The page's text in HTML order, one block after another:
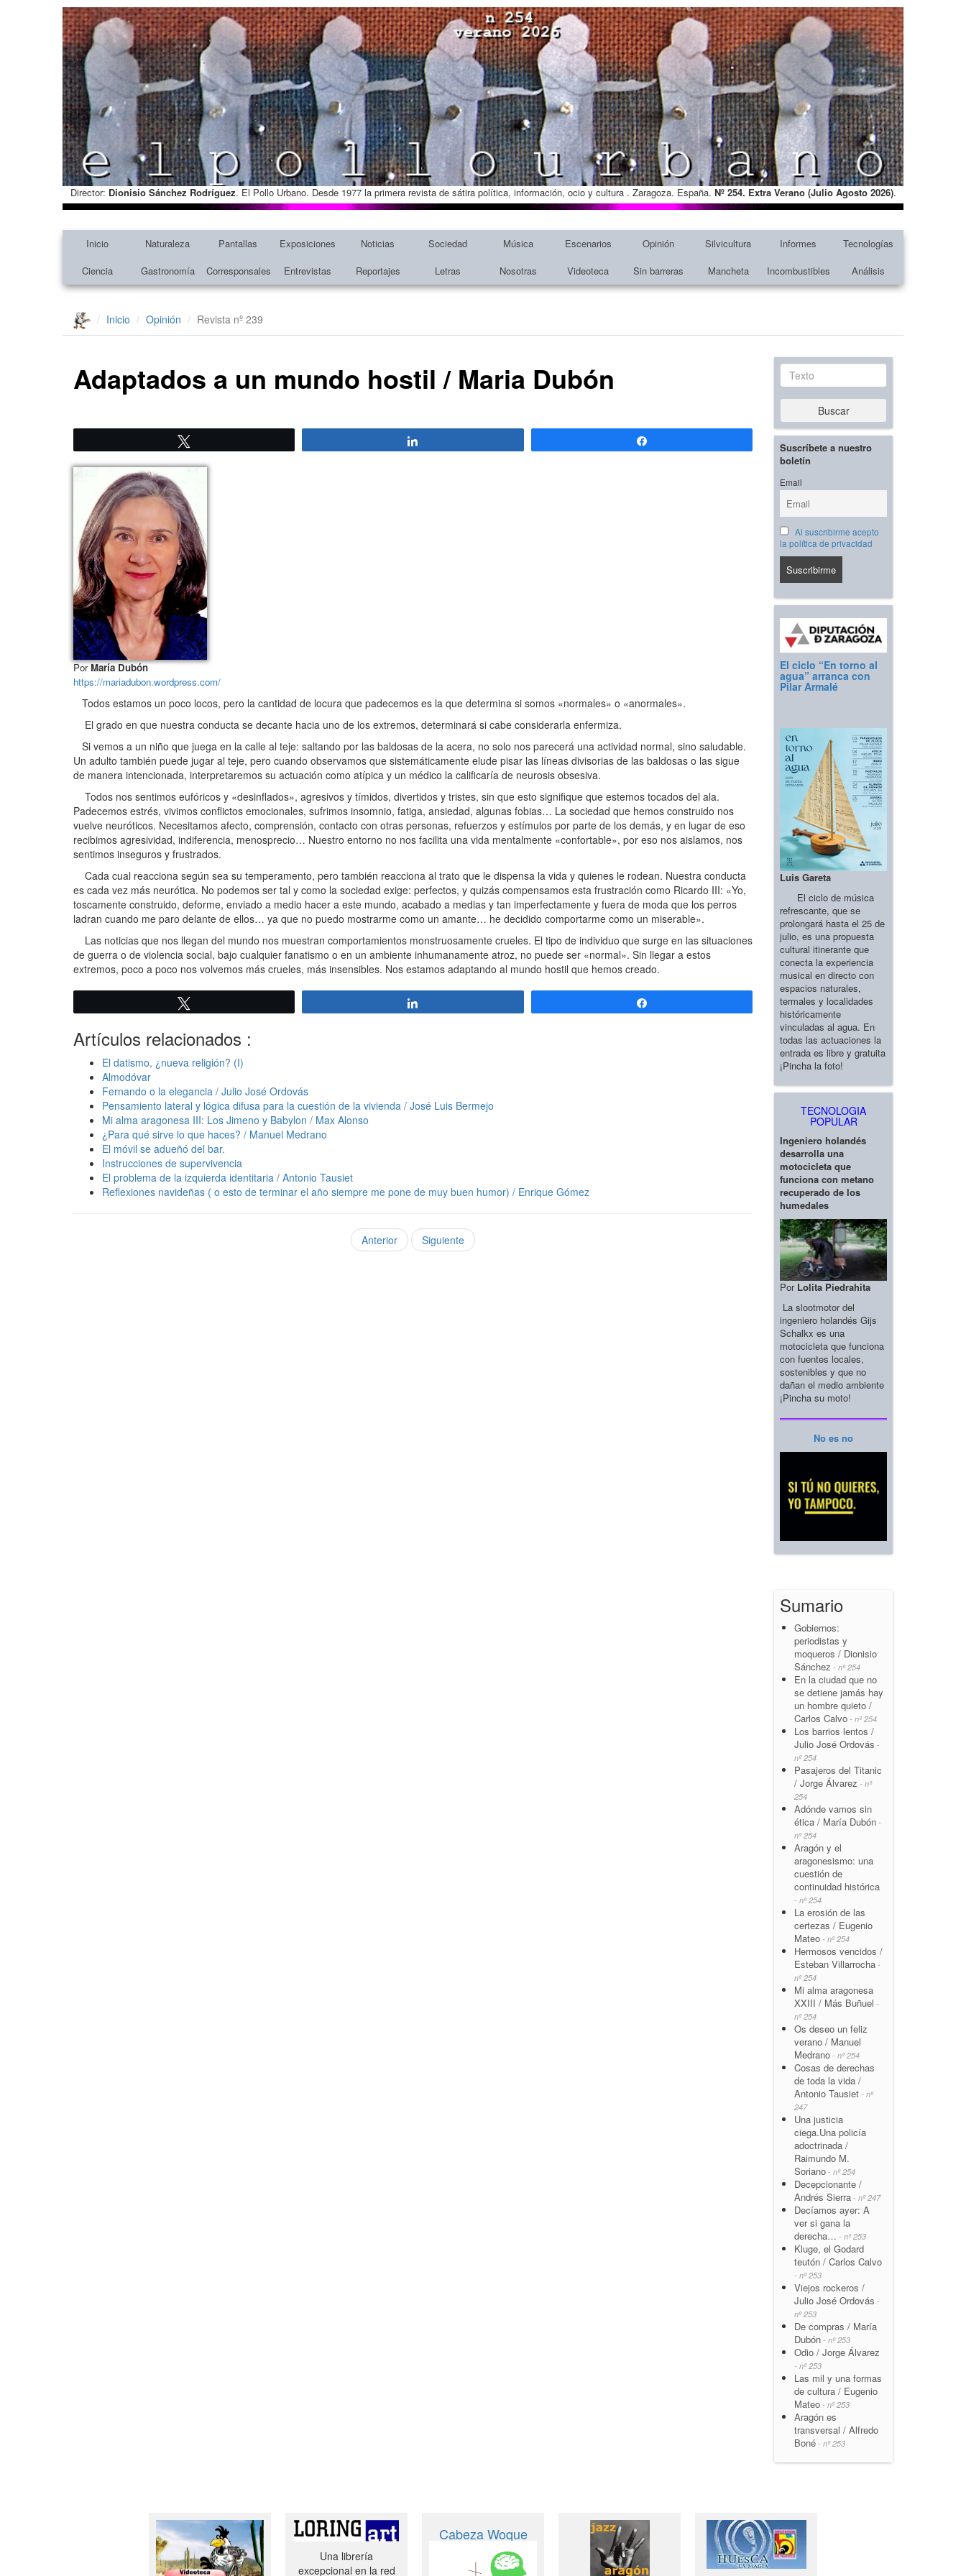
Director: Dionisio Sánchez Rodríguez. El Pollo Urbano. Desde 1977 la primera revista de sátira política, información, ocio y cultura . Zaragoza. España. Nº 254. Extra Verano (Julio Agosto 2026).
Inicio Naturaleza Pantallas Exposiciones Noticias Sociedad Música Escenarios Opinión Silvicultura Informes
Tecnologías
Ciencia
Gastronomía Corresponsales Entrevistas Reportajes Letras Nosotras Videoteca Sin barreras Mancheta Incombustibles Análisis
Inicio Opinión Revista nº 239
Adaptados a un mundo hostil / Maria Dubón
PorMaría Dubón
https://mariadubon.wordpress.com/
Todos estamos un poco locos, pero la cantidad de locura que padecemos es la que determina si somos «normales» o «anormales».
El grado en que nuestra conducta se decante hacia uno de los extremos, determinará si cabe considerarla enfermiza.
Si vemos a un niño que juega en la calle al teje: saltando por las baldosas de la acera, no solo nos parecerá una actividad normal, sino saludable.
Un adulto también puede jugar al teje, pero cuando observamos que sistemáticamente elude pisar las líneas divisorias de las baldosas o las sigue
de manera intencionada, interpretaremos su actuación como atípica y un médico la calificaría de neurosis obsesiva.
Todos nos sentimos eufóricos y «desinflados», agresivos y tímidos, divertidos y tristes, sin que esto signifique que estemos tocados del ala.
Padecemos estrés, vivimos conflictos emocionales, sufrimos insomnio, fatiga, ansiedad, algunas fobias… La sociedad que hemos construido nos
vuelve neuróticos. Necesitamos afecto, comprensión, contacto con otras personas, refuerzos y estímulos por parte de los demás, y en lugar de eso
recibimos agresividad, indiferencia, menosprecio… Nuestro entorno no nos facilita una vida mentalmente «confortable», por eso nos aislamos, nos
sentimos inseguros y frustrados.
Cada cual reacciona según sea su temperamento, pero también reacciona al trato que le dispensa la vida y quienes le rodean. Nuestra conducta
es cada vez más neurótica. No podemos ser tal y como la sociedad exige: perfectos, y quizás compensamos esta frustración como Ricardo III: «Yo,
toscamente construido, deforme, enviado a medio hacer a este mundo, acabado a medias y tan imperfectamente y fuera de moda que los perros
ladran cuando me paro delante de ellos… ya que no puedo mostrarme como un amante… he decidido comportarme como un miserable».
Las noticias que nos llegan del mundo nos muestran comportamientos monstruosamente crueles. El tipo de individuo que surge en las situaciones
de guerra o de violencia social, bajo cualquier fanatismo o en un ambiente inhumanamente atroz, no puede ser «normal». Sin llegar a estos
extremos, poco a poco nos volvemos más crueles, más insensibles. Nos estamos adaptando al mundo hostil que hemos creado.
Artículos relacionados :
El datismo, ¿nueva religión? (I)
Almodóvar
Fernando o la elegancia / Julio José Ordovás
Pensamiento lateral y lógica difusa para la cuestión de la vivienda / José Luis Bermejo
Mi alma aragonesa III: Los Jimeno y Babylon / Max Alonso
¿Para qué sirve lo que haces? / Manuel Medrano
El móvil se adueñó del bar.
Instrucciones de supervivencia
El problema de la izquierda identitaria / Antonio Tausiet
Reflexiones navideñas ( o esto de terminar el año siempre me pone de muy buen humor) / Enrique Gómez
Anterior Siguiente
Texto
Buscar
Suscríbete a nuestro
boletín
Email
Al suscribirme acepto
la política de privacidad
El ciclo “En torno al
agua” arranca con
Pilar Armalé
Luis Gareta
El ciclo de música
refrescante, que se
prolongará hasta el 25 de
julio, es una propuesta
cultural itinerante que
conecta la experiencia
musical en directo con
espacios naturales,
termales y localidades
históricamente
vinculadas al agua. En
todas las actuaciones la
entrada es libre y gratuita
¡Pincha la foto!
TECNOLOGIA
POPULAR
Ingeniero holandés
desarrolla una
motocicleta que
funciona con metano
recuperado de los
humedales
Por Lolita Piedrahita
La slootmotor del
ingeniero holandés Gijs
Schalkx es una
motocicleta que funciona
con fuentes locales,
sostenibles y que no
dañan el medio ambiente
¡Pincha su moto!
No es no
Sumario
Gobiernos:
periodistas y
moqueros / Dionisio
Sánchez - nº 254
En la ciudad que no
se detiene jamás hay
un hombre quieto /
Carlos Calvo - nº 254
Los barrios lentos /
Julio José Ordovás -
nº 254
Pasajeros del Titanic
/ Jorge Álvarez - nº
254
Adónde vamos sin
ética / María Dubón -
nº 254
Aragón y el
aragonesismo: una
cuestión de
continuidad histórica
- nº 254
La erosión de las
certezas / Eugenio
Mateo - nº 254
Hermosos vencidos /
Esteban Villarrocha -
nº 254
Mi alma aragonesa
XXIII / Más Buñuel -
nº 254
Os deseo un feliz
verano / Manuel
Medrano - nº 254
Cosas de derechas
de toda la vida /
Antonio Tausiet - nº
247
Una justicia
ciega.Una policía
adoctrinada /
Raimundo M.
Soriano - nº 254
Decepcionante /
Andrés Sierra - nº 247
Decíamos ayer: A
ver si gana la
derecha… - nº 253
Kluge, el Godard
teutón / Carlos Calvo
- nº 253
Viejos rockeros /
Julio José Ordovás -
nº 253
De compras / María
Dubón - nº 253
Odio / Jorge Álvarez
- nº 253
Las mil y una formas
de cultura / Eugenio
Mateo - nº 253
Aragón es
transversal / Alfredo
Boné - nº 253
Una librería
excepcional en la red
Cabeza Woque